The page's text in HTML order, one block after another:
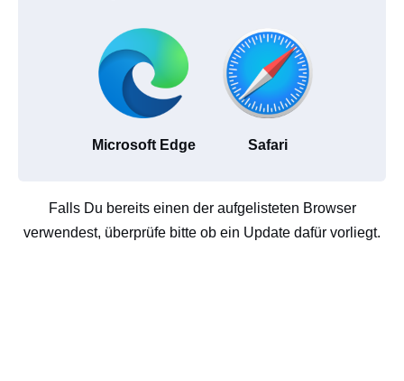
Microsoft Edge Safari
Falls Du bereits einen der aufgelisteten Browser
verwendest, überprüfe bitte ob ein Update dafür vorliegt.